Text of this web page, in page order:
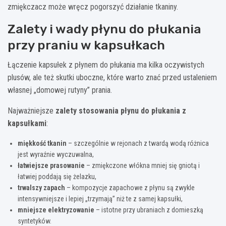
zmiękczacz może wręcz pogorszyć działanie tkaniny.
Zalety i wady płynu do płukania
przy praniu w kapsułkach
Łączenie kapsułek z płynem do płukania ma kilka oczywistych
plusów, ale też skutki uboczne, które warto znać przed ustaleniem
własnej „domowej rutyny” prania.
Najważniejsze zalety stosowania płynu do płukania z
kapsułkami:
miękkość tkanin – szczególnie w rejonach z twardą wodą różnica
jest wyraźnie wyczuwalna,
łatwiejsze prasowanie – zmiękczone włókna mniej się gniotą i
łatwiej poddają się żelazku,
trwalszy zapach – kompozycje zapachowe z płynu są zwykle
intensywniejsze i lepiej „trzymają” niż te z samej kapsułki,
mniejsze elektryzowanie – istotne przy ubraniach z domieszką
syntetyków.